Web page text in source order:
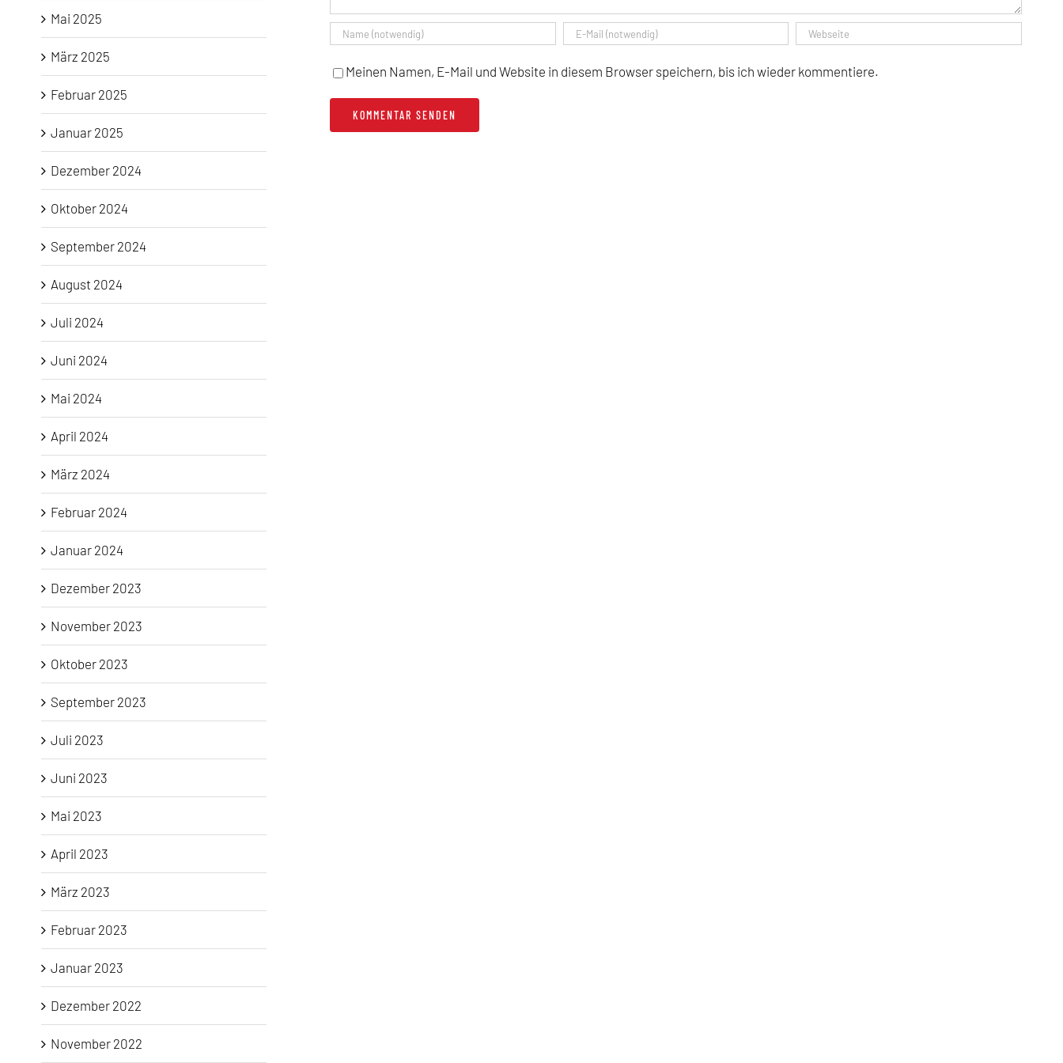
Meinen Namen, E-Mail und Website in diesem Browser speichern, bis ich wieder kommentiere.
Mai 2025
März 2025
Februar 2025
Januar 2025
Dezember 2024
Oktober 2024
September 2024
August 2024
Juli 2024
Juni 2024
Mai 2024
April 2024
März 2024
Februar 2024
Januar 2024
Dezember 2023
November 2023
Oktober 2023
September 2023
Juli 2023
Juni 2023
Mai 2023
April 2023
März 2023
Februar 2023
Januar 2023
Dezember 2022
November 2022